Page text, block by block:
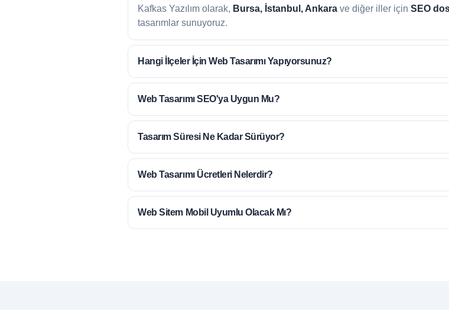
Kafkas Yazılım olarak, Bursa, İstanbul, Ankara ve diğer iller içinSEO
tasarımlar sunuyoruz.
Hangi İlçeler İçinWeb Tasarımı Yapıyorsunuz?
Web TasarımıSEO'ya Uygun Mu?
Tasarım SüresiNe Kadar Sürüyor?
Web Tasarımı ÜcretleriNelerdir?
Web Sitem Mobil Uyumlu Olacak Mı?